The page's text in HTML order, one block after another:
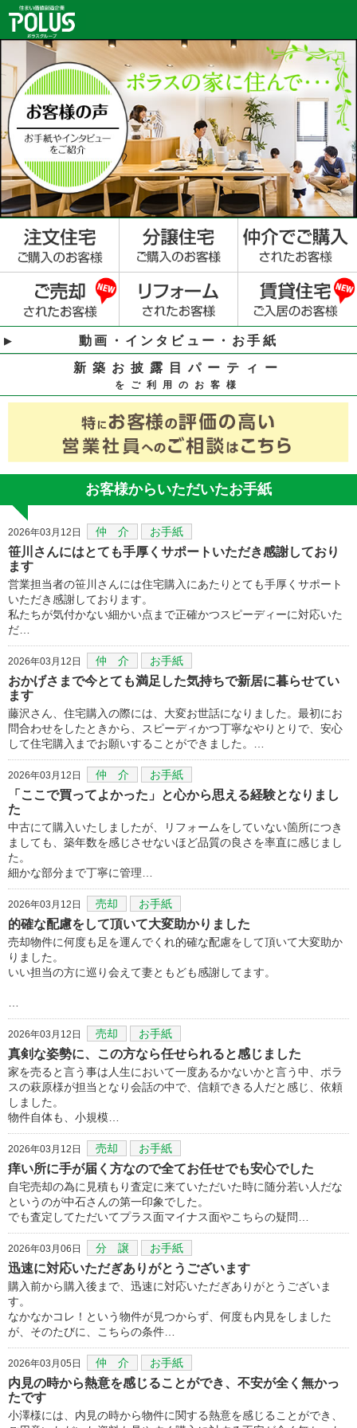
動画・インタビュー・お手紙
新築お披露目パーティー
をご利用のお客様
お客様からいただいたお手紙
2026年03月12日 仲 介 お手紙
笹川さんにはとても手厚くサポートいただき感謝しており
ます
営業担当者の笹川さんには住宅購入にあたりとても手厚くサポート
いただき感謝しております。
私たちが気付かない細かい点まで正確かつスピーディーに対応いた
だ…
2026年03月12日 仲 介 お手紙
おかげさまで今とても満足した気持ちで新居に暮らせてい
ます
藤沢さん、住宅購入の際には、大変お世話になりました。最初にお
問合わせをしたときから、スピーディかつ丁寧なやりとりで、安心
して住宅購入までお願いすることができました。…
2026年03月12日 仲 介 お手紙
「ここで買ってよかった」と心から思える経験となりまし
た
中古にて購入いたしましたが、リフォームをしていない箇所につき
ましても、築年数を感じさせないほど品質の良さを率直に感じまし
た。
細かな部分まで丁寧に管理…
2026年03月12日 売却 お手紙
的確な配慮をして頂いて大変助かりました
売却物件に何度も足を運んでくれ的確な配慮をして頂いて大変助か
りました。
いい担当の方に巡り会えて妻ともども感謝してます。
2026年03月12日 売却 お手紙
真剣な姿勢に、この方なら任せられると感じました
家を売ると言う事は人生において一度あるかないかと言う中、ポラ
スの萩原様が担当となり会話の中で、信頼できる人だと感じ、依頼
しました。
物件自体も、小規模…
2026年03月12日 売却 お手紙
痒い所に手が届く方なので全てお任せでも安心でした
自宅売却の為に見積もり査定に来ていただいた時に随分若い人だな
というのが中石さんの第一印象でした。
でも査定してただいてプラス面マイナス面やこちらの疑問…
2026年03月06日 分 譲 お手紙
迅速に対応いただぎありがとうございます
購入前から購入後まで、迅速に対応いただぎありがとうございま
す。
なかなかコレ！という物件が見つからず、何度も内見をしました
が、そのたびに、こちらの条件…
2026年03月05日 仲 介 お手紙
内見の時から熱意を感じることができ、不安が全く無かっ
たです
小澤様には、内見の時から物件に関する熱意を感じることができ、